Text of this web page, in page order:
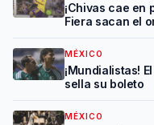
¡Chivas cae en
Fiera sacan el
MÉXICO
¡Mundialistas!
sella su boleto
MÉXICO